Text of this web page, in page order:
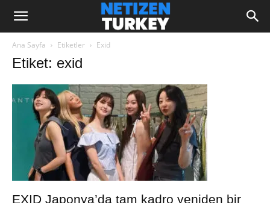
Ana Sayfa Etiketler Exid
Etiket: exid
EXID Japonya’da tam kadro yeniden bir